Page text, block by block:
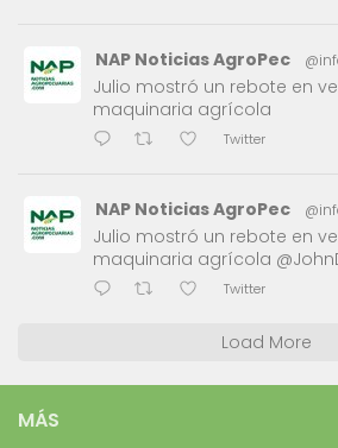
NAP Noticias AgroPec
Julio mostró un rebote en
maquinaria agrícola
Twitter
NAP Noticias AgroPec
Julio mostró un rebote en
maquinaria agrícola
Twitter
Load More
MÁS